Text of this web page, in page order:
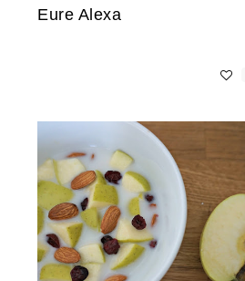
Eure Alexa
Gesundes Apfel-Mandel Frühstück